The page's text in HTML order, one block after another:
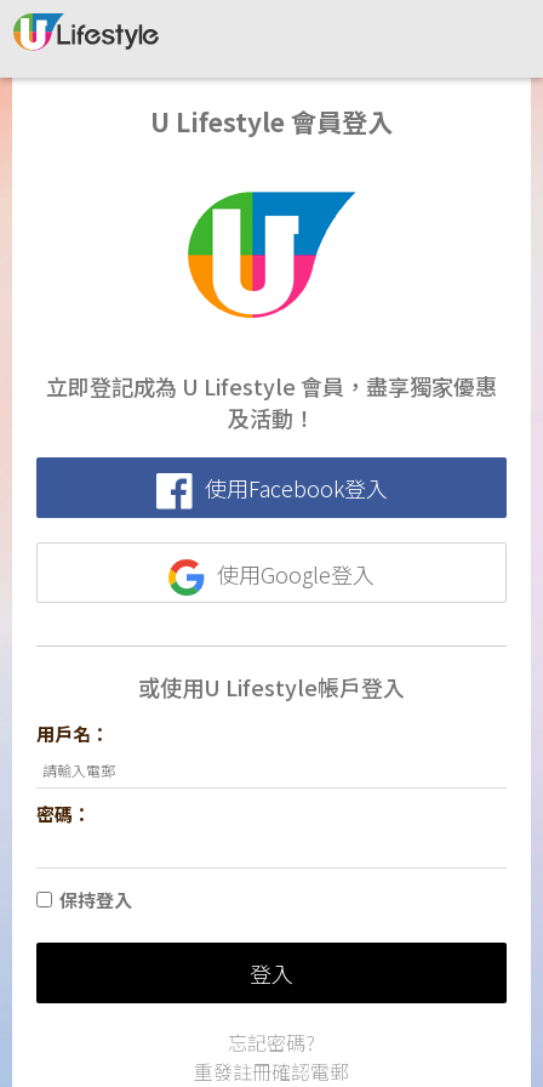
U Lifestyle 會員登入
立即登記成為 U Lifestyle 會員，盡享獨家優惠
及活動！
使用Facebook登入
使用Google登入
或使用U Lifestyle帳戶登入
用戶名：
密碼：
保持登入
登入
忘記密碼?
重發註冊確認電郵